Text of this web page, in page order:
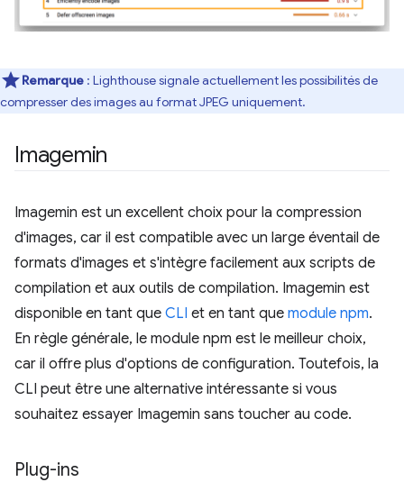
Remarque : Lighthouse signale actuellement les possibilités de
compresser des images au format JPEG uniquement.
Imagemin
Imagemin est un excellent choix pour la compression
d'images, car il est compatible avec un large éventail de
formats d'images et s'intègre facilement aux scripts de
compilation et aux outils de compilation. Imagemin est
disponible en tant que CLI et en tant que module npm.
En règle générale, le module npm est le meilleur choix,
car il offre plus d'options de configuration. Toutefois, la
CLI peut être une alternative intéressante si vous
souhaitez essayer Imagemin sans toucher au code.
Plug-ins